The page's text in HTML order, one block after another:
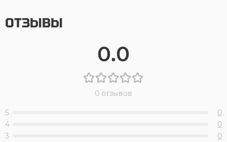
ОТЗЫВЫ
0.0
0 отзывов
5
0
4
0
3
0